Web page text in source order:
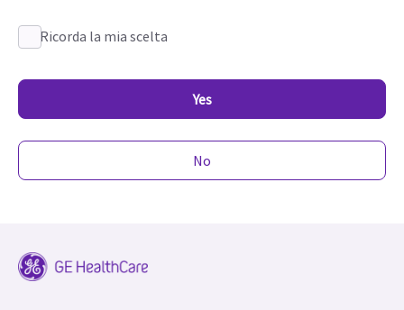
Ricorda la mia scelta
Yes
No